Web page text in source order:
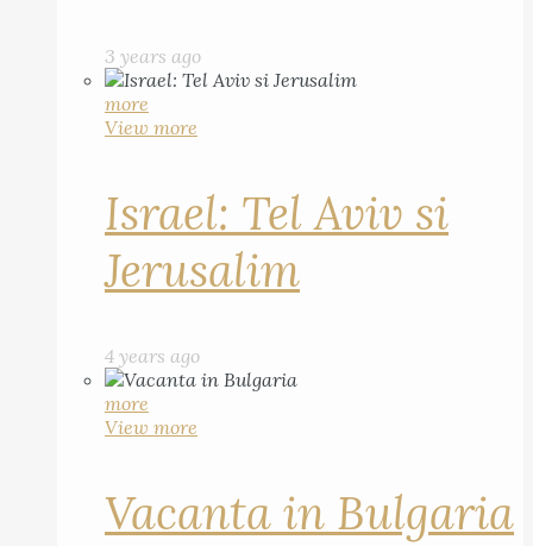
3 years ago
more
View more
Israel: Tel Aviv si
Jerusalim
4 years ago
more
View more
Vacanta in Bulgaria